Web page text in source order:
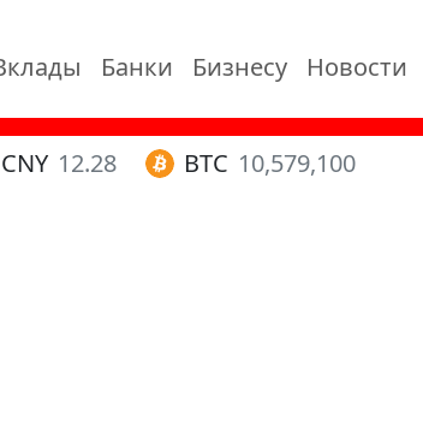
Банки Бизнесу Новости
CNY 12.28 BTC 10,579,100